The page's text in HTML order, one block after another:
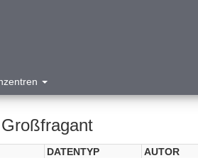
DATENTYP AUTOR